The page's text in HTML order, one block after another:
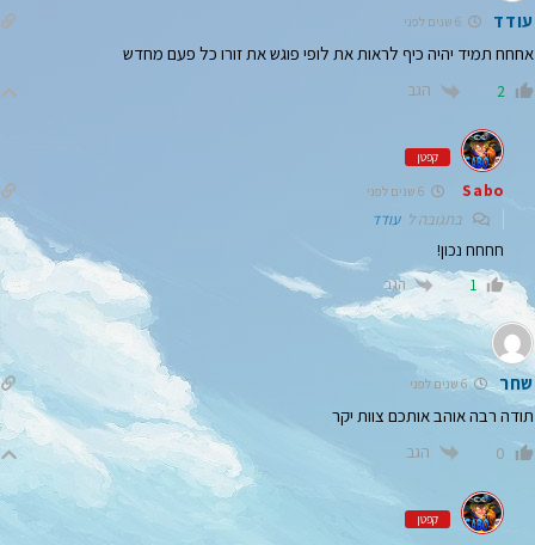
עודד
אחחח תמיד יהיה כיף לראות את לופי פוגש את זורו כל פעם מחדש
2 הגב
קפטן
Sabo
בתגובה לעודד
חחחח נכון!
1 הגב
שחר 6 שנים לפני
תודה רבה אוהב אותכם צוות יקר
0 הגב
קפטן